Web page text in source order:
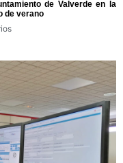
de Valverde en la
de verano